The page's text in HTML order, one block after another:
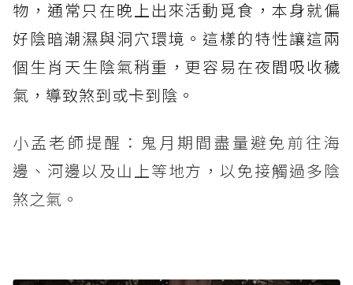
物，通常只在晚上出來活動覓食，本身就偏
好陰暗潮濕與洞穴環境。這樣的特性讓這兩
個生肖天生陰氣稍重，更容易在夜間吸收穢
氣，導致煞到或卡到陰。
小孟老師提醒：鬼月期間盡量避免前往海
邊、河邊以及山上等地方，以免接觸過多陰
煞之氣。